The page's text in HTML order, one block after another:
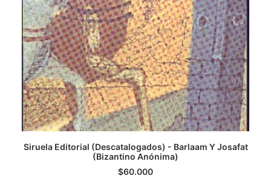
GLOSARIO
CONTACTO
LOGIN / REGISTER
CART
AGREGAR AL CARRITO
Siruela Editorial (Descatalogados) - Barlaam Y Josafat
(Bizantino Anónima)
$60.000